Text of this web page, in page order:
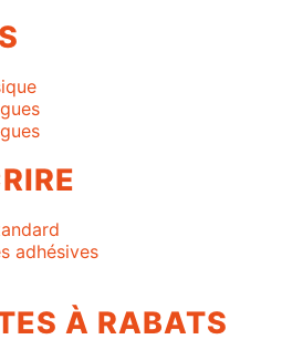
adhésives
À RABATS